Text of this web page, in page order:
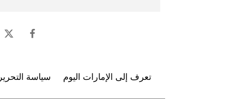
تعرف إلى الإمارات اليوم سياسة التحرير